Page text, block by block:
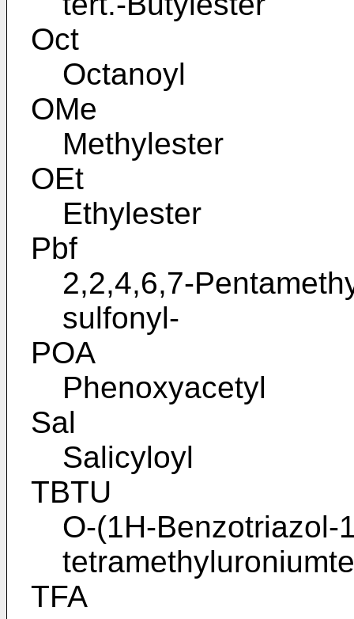
Oct
Octanoyl
OMe
Methylester
OEt
Ethylester
Pbf
2,2,4,6,7-
sulfonyl-
POA
Phenoxyacetyl
Sal
Salicyloyl
TBTU
O-(1H-Benzotriazol-
TFA